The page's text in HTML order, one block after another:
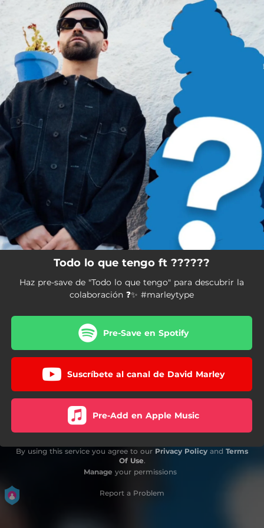
You're all set!
Todo lo que tengo ft ??????
Haz pre-save de "Todo lo que tengo" para descubrir la
colaboración ❓✨ #marleytype
Pre-Save en Spotify
Suscríbete al canal de David Marley
Pre-Add en Apple Music
By using this service you agree to our Privacy Policy and Terms
Of Use.
Manage your permissions
Report a Problem
.